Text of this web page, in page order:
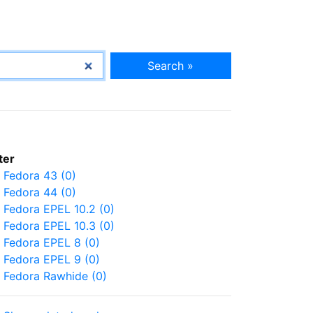
Search »
Fedora 43 (0)
Fedora 44 (0)
Fedora EPEL 10.2 (0)
Fedora EPEL 10.3 (0)
Fedora EPEL 8 (0)
Fedora EPEL 9 (0)
Fedora Rawhide (0)